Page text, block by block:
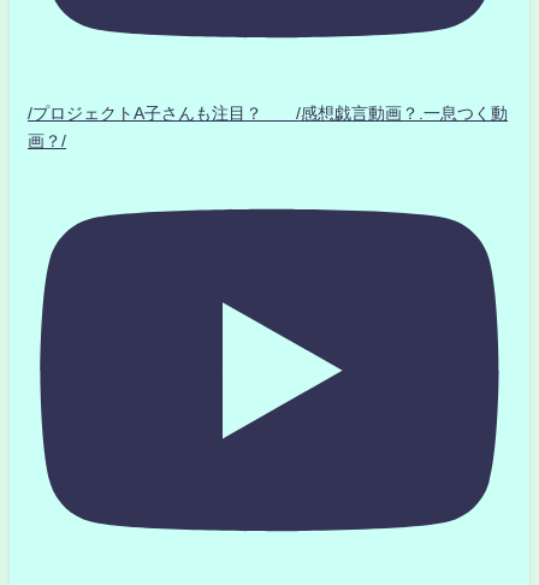
/プロジェクトA子さんも注目？ /感想戯言動画？.一息つく動
画？/